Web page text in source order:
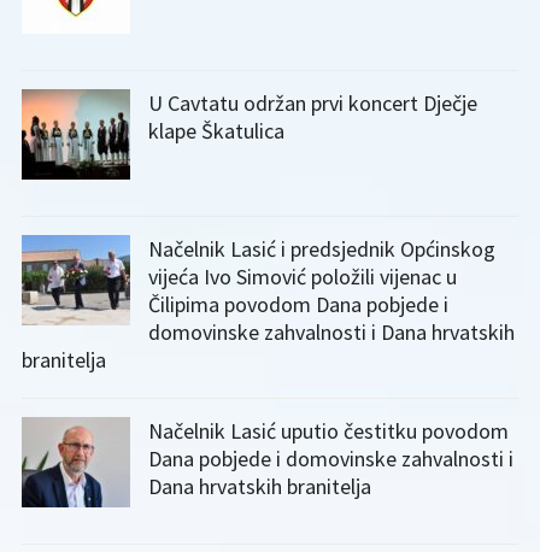
U Cavtatu održan prvi koncert Dječje
klape Škatulica
Načelnik Lasić i predsjednik Općinskog
vijeća Ivo Simović položili vijenac u
Čilipima povodom Dana pobjede i
domovinske zahvalnosti i Dana hrvatskih
branitelja
Načelnik Lasić uputio čestitku povodom
Dana pobjede i domovinske zahvalnosti i
Dana hrvatskih branitelja